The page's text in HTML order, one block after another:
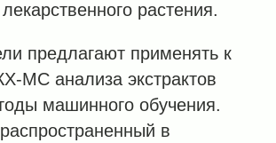
растения.
предлагают применять к
МС анализа экстрактов
машинного обучения.
в